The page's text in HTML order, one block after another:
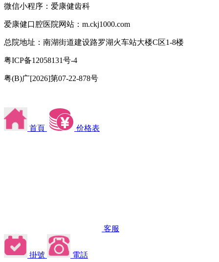
微信小程序：爱康健齿科
爱康健口腔医院网站：m.ckj1000.com
总院地址：南湖街道建设路罗湖火车站大楼C区1-8楼
粤ICP备12058131号-4
粤(B)广[2026]第07-22-878号
首頁 价格表
客服
掛號 電話